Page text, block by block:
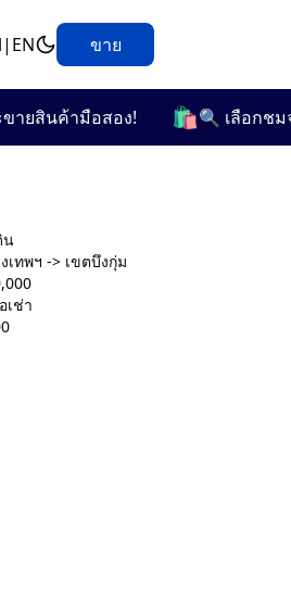
| EN ขาย
ค้ามือสอง! 🛍️ 🔍 เลือกชมจาก
น
เทพฯ -> เขตบึงกุ่ม
เช่า